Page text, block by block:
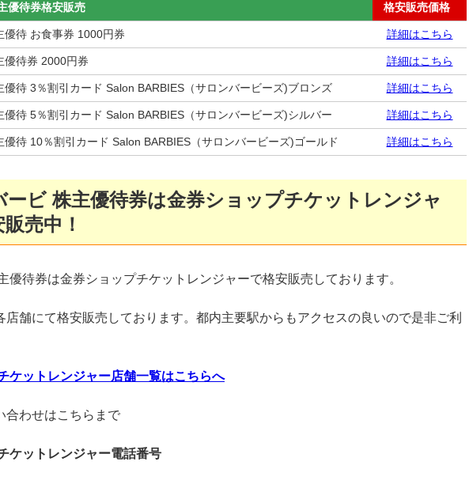
優待券格安販売 格安販売価格
優待 お食事券 1000円券 詳細はこちら
優待券 2000円券 詳細はこちら
優待 3％割引カード Salon BARBIES（サロンバービーズ)ブロンズ 詳細はこちら
優待 5％割引カード Salon BARBIES（サロンバービーズ)シルバー 詳細はこちら
優待 10％割引カード Salon BARBIES（サロンバービーズ)ゴールド 詳細はこちら
ービ 株主優待券は金券ショップチケットレンジャ
売中！
優待券は金券ショップチケットレンジャーで格安販売しております。
店舗にて格安販売しております。都内主要駅からもアクセスの良いので是非ご利
ケットレンジャー店舗一覧はこちらへ
合わせはこちらまで
ケットレンジャー電話番号